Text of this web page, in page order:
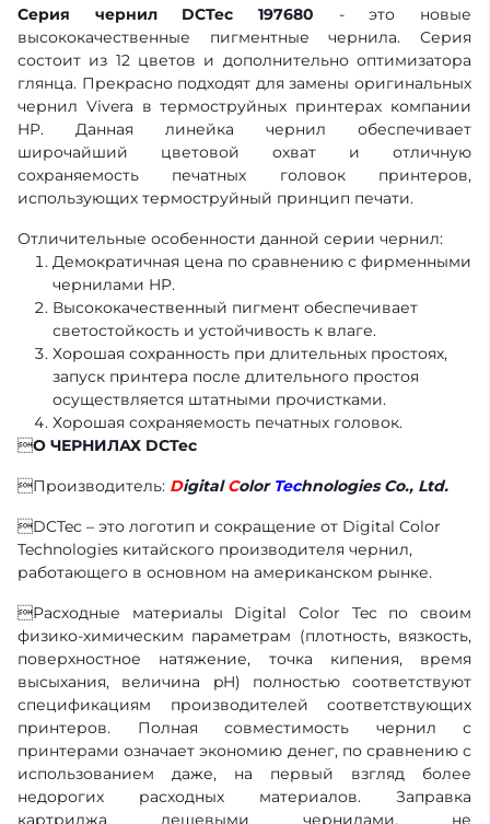
Серия чернил DCTec 197680 - это новые
высококачественные пигментные чернила. Серия
состоит из 12 цветов и дополнительно оптимизатора
глянца. Прекрасно подходят для замены оригинальных
чернил Vivera в термоструйных принтерах компании
HP. Данная линейка чернил обеспечивает
широчайший цветовой охват и отличную
сохраняемость печатных головок принтеров,
использующих термоструйный принцип печати.
Отличительные особенности данной серии чернил:
Демократичная цена по сравнению с фирменными
чернилами HP.
Высококачественный пигмент обеспечивает
светостойкость и устойчивость к влаге.
Хорошая сохранность при длительных простоях,
запуск принтера после длительного простоя
осуществляется штатными прочистками.
Хорошая сохраняемость печатных головок.
О ЧЕРНИЛАХ DCTec
Производитель: DigitalColor Technologies Co., Ltd.
DCTec – это логотип и сокращение от Digital Color
Technologies китайского производителя чернил,
работающего в основном на американском рынке.
Расходные материалы Digital Color Tec по своим
физико-химическим параметрам (плотность, вязкость,
поверхностное натяжение, точка кипения, время
высыхания, величина pH) полностью соответствуют
спецификациям производителей соответствующих
принтеров. Полная совместимость чернил с
принтерами означает экономию денег, по сравнению с
использованием даже, на первый взгляд более
недорогих расходных материалов. Заправка
картриджа дешевыми чернилами, не